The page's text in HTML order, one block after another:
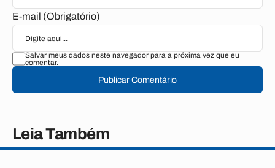
E-mail (Obrigatório)
Salvar meus dados neste navegador para a próxima vez que eu
comentar.
Publicar Comentário
Leia Também